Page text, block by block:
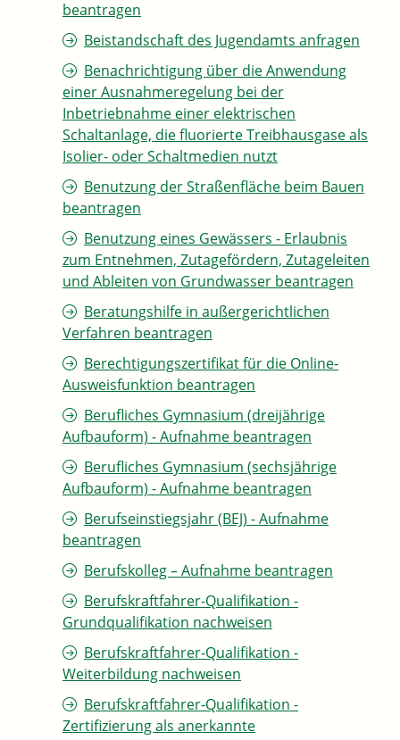
beantragen
Beistandschaft des Jugendamts anfragen
Benachrichtigung über die Anwendung
einer Ausnahmeregelung bei der
Inbetriebnahme einer elektrischen
Schaltanlage, die fluorierte Treibhausgase als
Isolier- oder Schaltmedien nutzt
Benutzung der Straßenfläche beim Bauen
beantragen
Benutzung eines Gewässers - Erlaubnis
zum Entnehmen, Zutagefördern, Zutageleiten
und Ableiten von Grundwasser beantragen
Beratungshilfe in außergerichtlichen
Verfahren beantragen
Berechtigungszertifikat für die Online-
Ausweisfunktion beantragen
Berufliches Gymnasium (dreijährige
Aufbauform) - Aufnahme beantragen
Berufliches Gymnasium (sechsjährige
Aufbauform) - Aufnahme beantragen
Berufseinstiegsjahr (BEJ) - Aufnahme
beantragen
Berufskolleg – Aufnahme beantragen
Berufskraftfahrer-Qualifikation -
Grundqualifikation nachweisen
Berufskraftfahrer-Qualifikation -
Weiterbildung nachweisen
Berufskraftfahrer-Qualifikation -
Zertifizierung als anerkannte